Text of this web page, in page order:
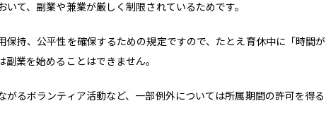
て、副業や兼業が厳しく制限されているためです。
保持、公平性を確保するための規定ですので、たとえ育休中に「時間が
業を始めることはできません。
るボランティア活動など、一部例外については所属期間の許可を得る